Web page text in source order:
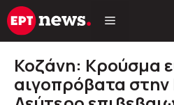
Μετάβαση
σε
Κοζάνη: Κρούσμα
αιγοπρόβατα στην